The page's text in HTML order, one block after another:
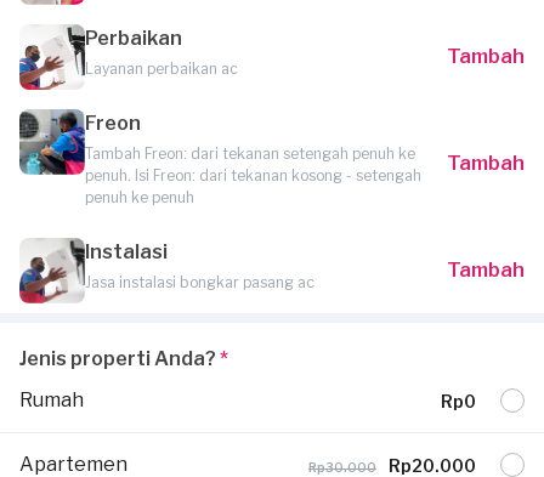
Perbaikan
Layanan perbaikan ac
Tambah
Freon
Tambah Freon: dari tekanan setengah penuh ke
penuh. Isi Freon: dari tekanan kosong - setengah
penuh ke penuh
Tambah
Instalasi
Jasa instalasi bongkar pasang ac
Tambah
Jenis properti Anda? *
Rumah
Rp0
Apartemen Rp30.000 Rp20.000